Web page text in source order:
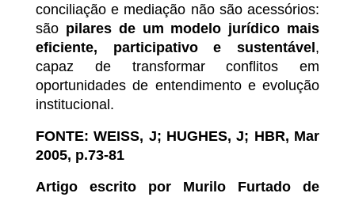
conciliação e mediação não são acessórios:
são pilares de um modelo jurídico mais
eficiente, participativo e sustentável ,
capaz de transformar conflitos em
oportunidades de entendimento e evolução
institucional.
FONTE: WEISS, J; HUGHES, J; HBR, Mar
2005, p.73-81
Artigo escrito por Murilo Furtado de